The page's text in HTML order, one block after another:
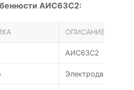
АИС63C2:
ОПИСАНИЕ
АИС63C2